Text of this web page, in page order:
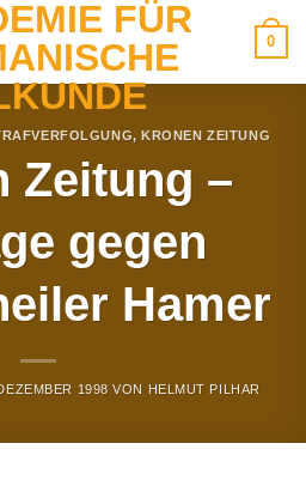
0
,KRONEN ZEITUNG
Zeitung –
gegen
Hamer
1998 VON HELMUT PILHAR